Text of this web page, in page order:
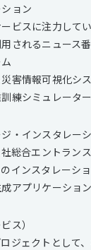
ョン
ビスに注力してい
されるニュース
害情報可視化シ
練シミュレーター
・インスタレー
総合エントラン
インスタレーシ
アプリケーション
ス）
ジェクトとして